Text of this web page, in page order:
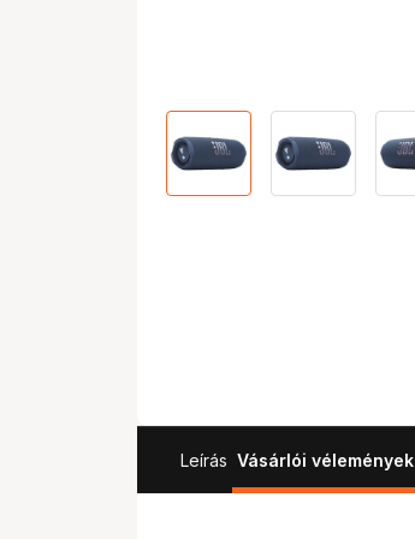
Leírás Vásárlói vélemények